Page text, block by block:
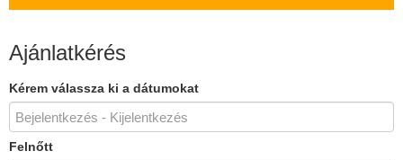
Ajánlatkérés
Kérem válassza ki a dátumokat
Felnőtt